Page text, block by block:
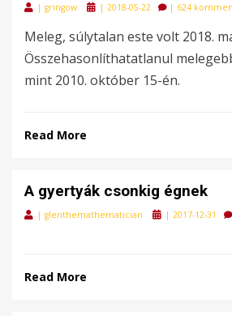
| gringow
Posted
| 2018-05-22 | 624
Meleg, súlytalan este volt 2018.
Összehasonlíthatatlanul
mint 2010. október 15-én.
Read More
A gyertyák csonkig égnek
| glenthemathematician
Posted
| 2017-12-31
Read More